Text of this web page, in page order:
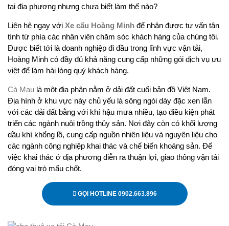
tại địa phương nhưng chưa biết làm thế nào?
Liên hệ ngay với Xe cẩu Hoàng Minh để nhận được tư vấn tận
tình từ phía các nhân viên chăm sóc khách hàng của chúng tôi.
Được biết tới là doanh nghiệp đi đầu trong lĩnh vực vận tải,
Hoàng Minh có đầy đủ khả năng cung cấp những gói dịch vụ ưu
việt để làm hài lòng quý khách hàng.
Cà Mau là một địa phận nằm ở dải đất cuối bản đồ Việt Nam.
Địa hình ở khu vực này chủ yếu là sông ngòi dày đặc xen lẫn
với các dải đất bằng với khí hậu mưa nhiều, tạo điều kiện phát
triển các ngành nuôi trồng thủy sản. Nơi đây còn có khối lượng
dầu khí khổng lồ, cung cấp nguồn nhiên liệu và nguyên liệu cho
các ngành công nghiệp khai thác và chế biến khoáng sản. Để
việc khai thác ở địa phương diễn ra thuận lợi, giao thông vận tải
đóng vai trò mấu chốt.
GỌI HOTLINE 0902.663.896